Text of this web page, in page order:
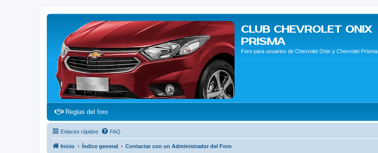
CLUB CHEVROLET ONIX
PRISMA
Foro para usuarios de Chevrolet Onix y Chevrolet Prisma
Reglas del foro(Opens a new tab)
Enlaces rápidos FAQ
Inicio Índice general Contactar con un Administrador del Foro